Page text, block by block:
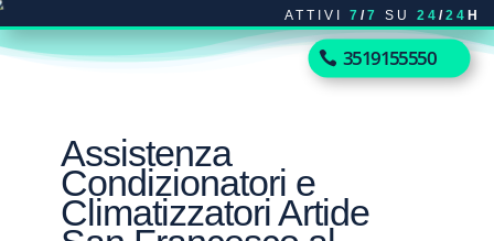
ATTIVI 7 /7 SU 24 /24 H
3519155550
Assistenza
Condizionatori e
Climatizzatori Artide